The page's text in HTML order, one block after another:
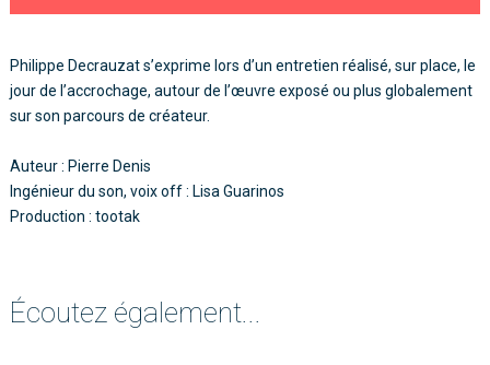
Philippe Decrauzat s’exprime lors d’un entretien réalisé, sur place, le
jour de l’accrochage, autour de l’œuvre exposé ou plus globalement
sur son parcours de créateur.
Auteur : Pierre Denis
Ingénieur du son, voix off : Lisa Guarinos
Production : tootak
Écoutez également...